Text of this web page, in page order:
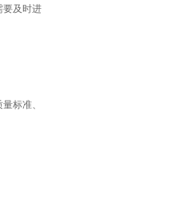
要及时进
标准、